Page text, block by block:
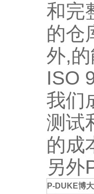
和完
的仓
外,
ISO
我们
测试
的成
另外
P-DUKE博